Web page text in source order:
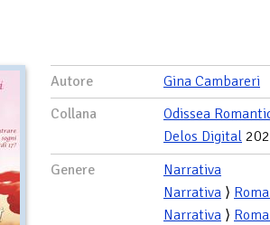
Autore
Gina Cambareri
Collana
Odissea
Delos Digital
Genere
Narrativa
Narrativa ⟩
Narrativa ⟩